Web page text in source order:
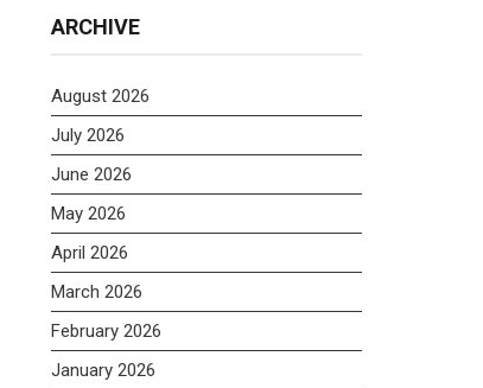
ARCHIVE
August 2026
July 2026
June 2026
May 2026
April 2026
March 2026
February 2026
January 2026